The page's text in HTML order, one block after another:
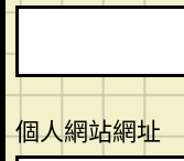
個人網站網址